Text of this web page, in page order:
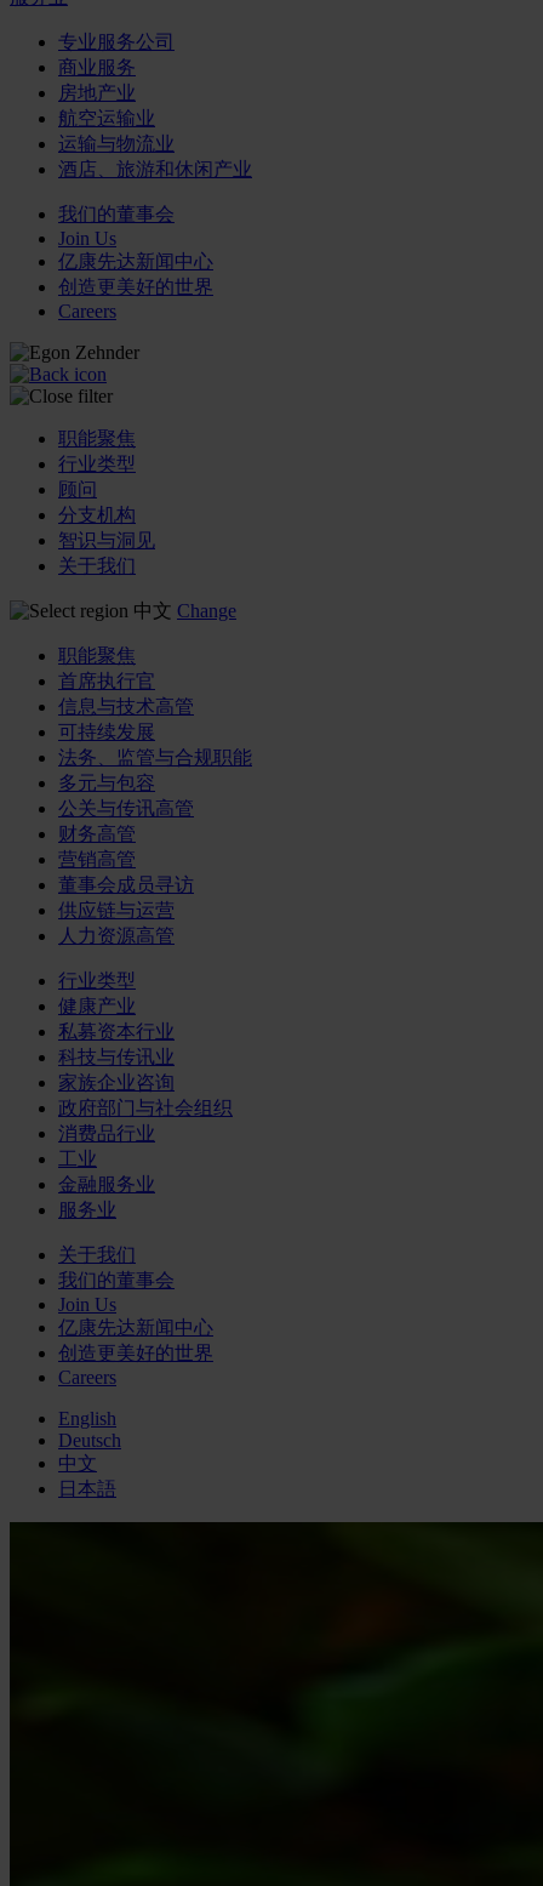
专业服务公司
商业服务
房地产业
航空运输业
运输与物流业
酒店、旅游和休闲产业
我们的董事会
Join Us
亿康先达新闻中心
创造更美好的世界
Careers
职能聚焦
行业类型
顾问
分支机构
智识与洞见
关于我们
中文 Change
职能聚焦
首席执行官
信息与技术高管
可持续发展
法务、监管与合规职能
多元与包容
公关与传讯高管
财务高管
营销高管
董事会成员寻访
供应链与运营
人力资源高管
行业类型
健康产业
私募资本行业
科技与传讯业
家族企业咨询
政府部门与社会组织
消费品行业
工业
金融服务业
服务业
关于我们
我们的董事会
Join Us
亿康先达新闻中心
创造更美好的世界
Careers
English
Deutsch
中文
日本語